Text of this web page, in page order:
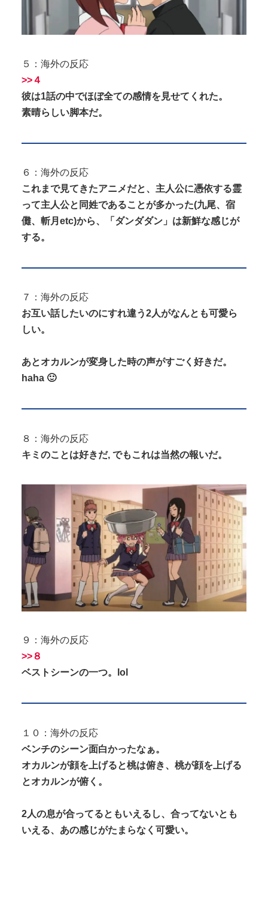
５：海外の反応
>>４
彼は1話の中でほぼ全ての感情を見せてくれた。
素晴らしい脚本だ。
６：海外の反応
これまで見てきたアニメだと、主人公に憑依する霊
って主人公と同姓であることが多かった(九尾、宿
儺、斬月etc)から、「ダンダダン」は新鮮な感じが
する。
７：海外の反応
お互い話したいのにすれ違う2人がなんとも可愛ら
しい。
あとオカルンが変身した時の声がすごく好きだ。
haha 🙂
８：海外の反応
キミのことは好きだ, でもこれは当然の報いだ。
９：海外の反応
>>８
ベストシーンの一つ。lol
１０：海外の反応
ベンチのシーン面白かったなぁ。
オカルンが顔を上げると桃は俯き、桃が顔を上げる
とオカルンが俯く。
2人の息が合ってるともいえるし、合ってないとも
いえる、あの感じがたまらなく可愛い。